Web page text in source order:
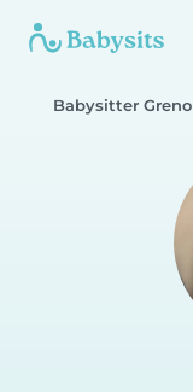
Babysitter